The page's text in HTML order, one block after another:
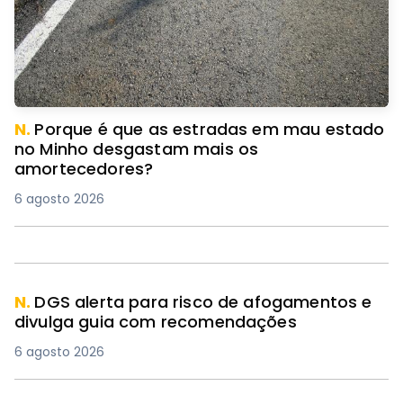
N. Porque é que as estradas em mau estado
no Minho desgastam mais os
amortecedores?
6 agosto 2026
N. DGS alerta para risco de afogamentos e
divulga guia com recomendações
6 agosto 2026